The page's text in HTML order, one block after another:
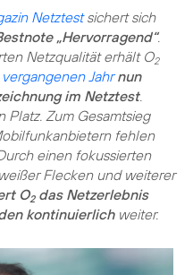
Netztestsichert sich
„Hervorragend“.
Netzqualität erhält O2
Jahr nun
im Netztest.
Zum Gesamtsieg
fehlen
einen fokussierten
Flecken und weiterer
O2das Netzerlebnis
kontinuierlichweiter.